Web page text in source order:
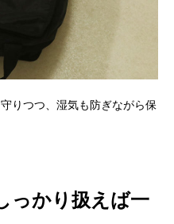
りつつ、湿気も防ぎながら保
っかり扱えば一